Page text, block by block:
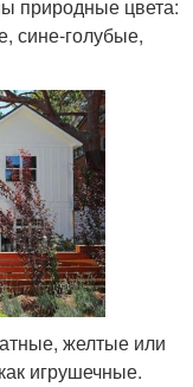
природные цвета:
сине-голубые,
желтые или
игрушечные.